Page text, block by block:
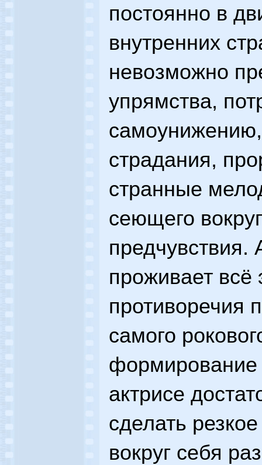
постоянно в
внутренних
невозможно
упрямства,
страдания,
странные
сеющего
предчувствия.
проживает всё
противоречия
самого
формирование
актрисе
сделать
вокруг себя